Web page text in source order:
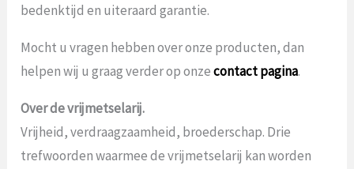
bedenktijd en uiteraard garantie.
Mocht u vragen hebben over onze producten, dan
helpen wij u graag verder op onzecontact pagina.
Over de vrijmetselarij.
Vrijheid, verdraagzaamheid, broederschap. Drie
trefwoorden waarmee de vrijmetselarij kan worden